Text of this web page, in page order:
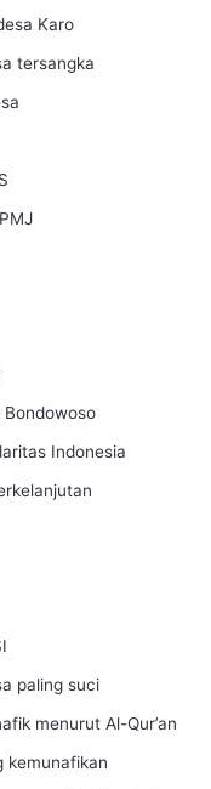
Karo
tersangka
Bondowoso
Indonesia
paling suci
menurut Al-Qur’an
kemunafikan